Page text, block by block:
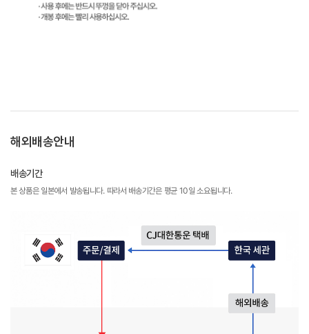
해외배송안내
배송기간
본 상품은 일본에서 발송됩니다. 따라서 배송기간은 평균 10일 소요됩니다.